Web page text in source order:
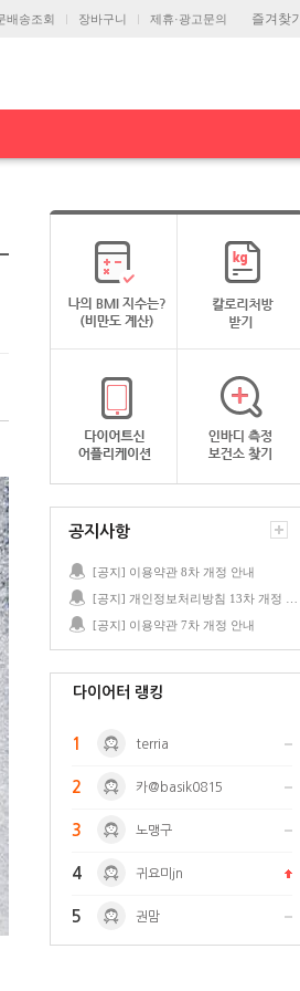
즐겨찾기
배송조회 장바구니 제휴·광고문의
공지사항
[공지] 이용약관 8차 개정 안내
[공지] 이용약관 7차 개정 안내
다이어터 랭킹
1 terria
2 카@basik0815
3 노맹구
4 귀요미jn
5 권맘